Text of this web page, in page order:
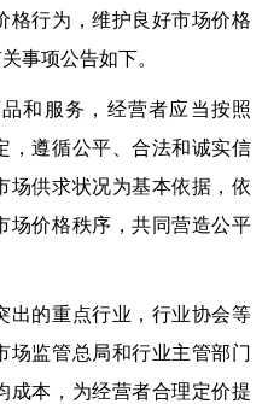
格行为，维护良好市场价格
事项公告如下。
服务，经营者应当按照
，遵循公平、合法和诚实信
场供求状况为基本依据，依
场价格秩序，共同营造公平
的重点行业，行业协会等
场监管总局和行业主管部门
成本，为经营者合理定价提